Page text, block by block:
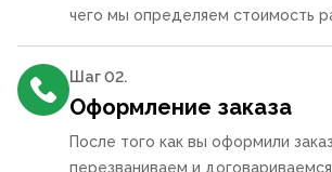
чего мы определяем стоимость
Шаг 02.
Оформление заказа
После того как вы оформили
перезваниваем и